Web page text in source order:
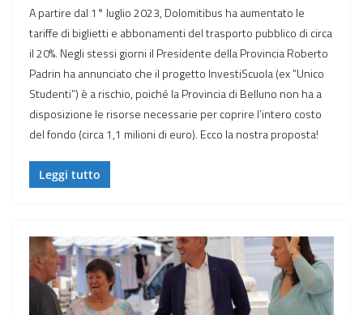
A partire dal 1° luglio 2023, Dolomitibus ha aumentato le
tariffe di biglietti e abbonamenti del trasporto pubblico di circa
il 20%. Negli stessi giorni il Presidente della Provincia Roberto
Padrin ha annunciato che il progetto InvestiScuola (ex “Unico
Studenti”) è a rischio, poiché la Provincia di Belluno non ha a
disposizione le risorse necessarie per coprire l’intero costo
del fondo (circa 1,1 milioni di euro). Ecco la nostra proposta!
Leggi tutto